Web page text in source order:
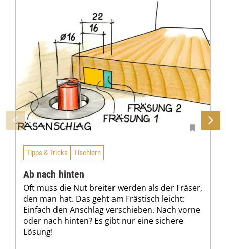
Tipps & Tricks Tischlern
Ab nach hinten
Oft muss die Nut breiter werden als der Fräser,
den man hat. Das geht am Frästisch leicht:
Einfach den Anschlag verschieben. Nach vorne
oder nach hinten? Es gibt nur eine sichere
Lösung!